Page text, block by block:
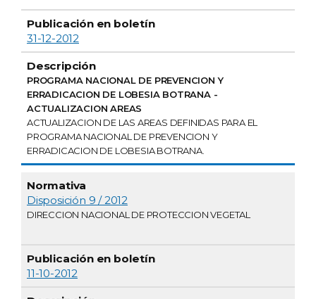
31-12-2012
PROGRAMA NACIONAL DE PREVENCION Y
ERRADICACION DE LOBESIA BOTRANA -
ACTUALIZACION AREAS
ACTUALIZACION DE LAS AREAS DEFINIDAS PARA EL
PROGRAMA NACIONAL DE PREVENCION Y
ERRADICACION DE LOBESIA BOTRANA.
Disposición 9 / 2012
DIRECCION NACIONAL DE PROTECCION VEGETAL
11-10-2012